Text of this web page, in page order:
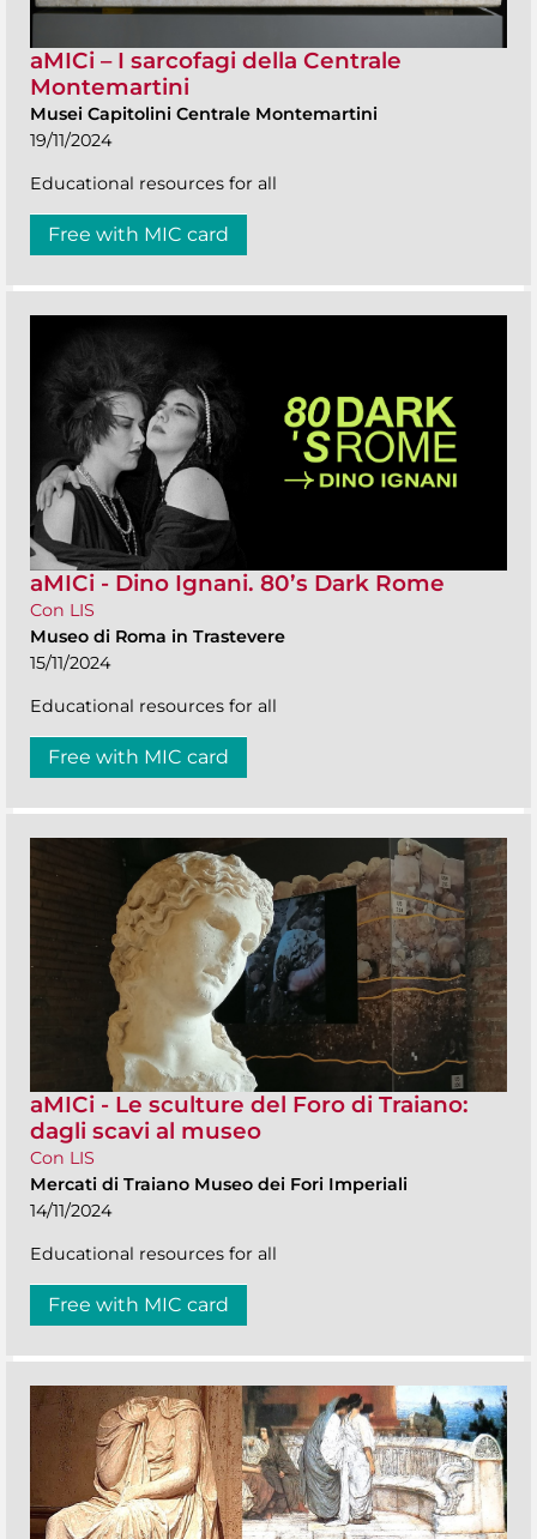
aMICi – I sarcofagi della Centrale
Montemartini
Musei Capitolini Centrale Montemartini
19/11/2024
Educational resources for all
Free with MIC card
aMICi - Dino Ignani. 80’s Dark Rome
Con LIS
Museo di Roma in Trastevere
15/11/2024
Educational resources for all
Free with MIC card
aMICi - Le sculture del Foro di Traiano:
dagli scavi al museo
Con LIS
Mercati di Traiano Museo dei Fori Imperiali
14/11/2024
Educational resources for all
Free with MIC card